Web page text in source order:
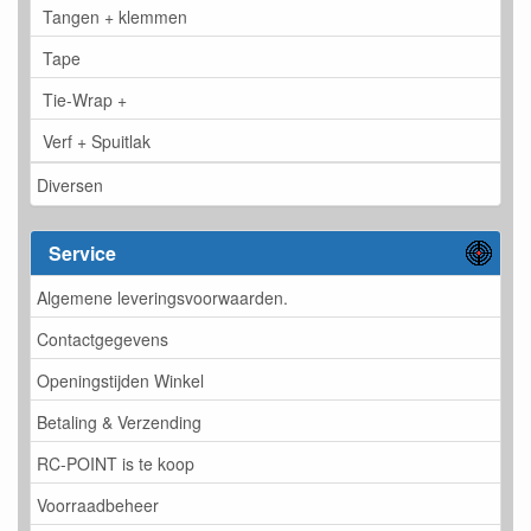
Tangen + klemmen
Tape
Tie-Wrap +
Verf + Spuitlak
Diversen
Service
Algemene leveringsvoorwaarden.
Contactgegevens
Openingstijden Winkel
Betaling & Verzending
RC-POINT is te koop
Voorraadbeheer